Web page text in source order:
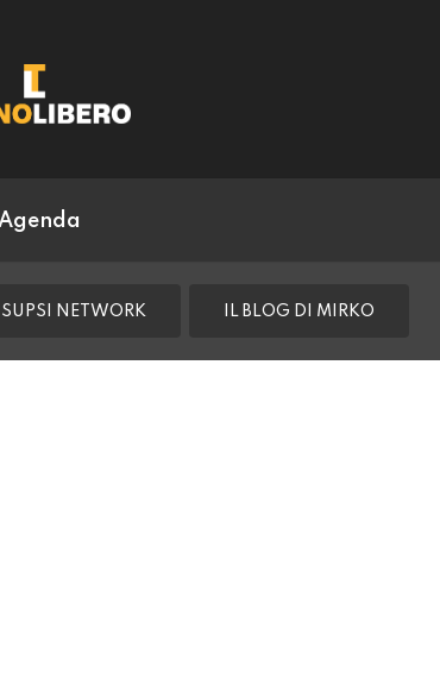
Agenda
SUPSI NETWORK IL BLOG DI MIRKO